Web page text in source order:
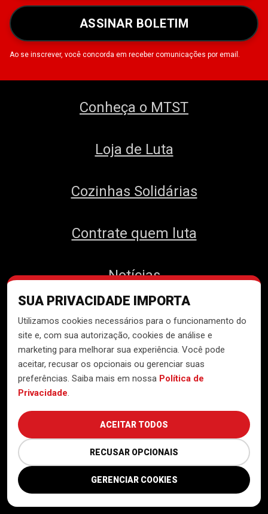
SUA PRIVACIDADE IMPORTA
Utilizamos cookies necessários para o funcionamento do
site e, com sua autorização, cookies de análise e
marketing para melhorar sua experiência. Você pode
aceitar, recusar os opcionais ou gerenciar suas
preferências. Saiba mais em nossa Política de
Privacidade.
ACEITAR TODOS
RECUSAR OPCIONAIS
GERENCIAR COOKIES
ASSINAR BOLETIM
Ao se inscrever, você concorda em receber comunicações por email.
Conheça o MTST
Loja de Luta
Cozinhas Solidárias
Contrate quem luta
Notícias
Contato
Desenvolvido peloNúcleo de
Tecnologia do MTST